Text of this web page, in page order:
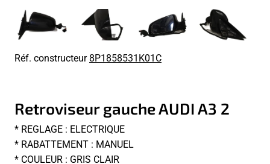
Réf. constructeur8P1858531K01C
Retroviseur gauche AUDI A3 2
* REGLAGE : ELECTRIQUE
* RABATTEMENT : MANUEL
* COULEUR : GRIS CLAIR